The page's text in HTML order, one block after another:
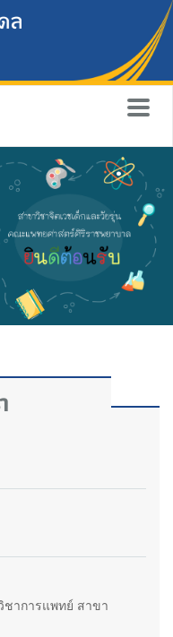
ชาการแพทย์ สาขา